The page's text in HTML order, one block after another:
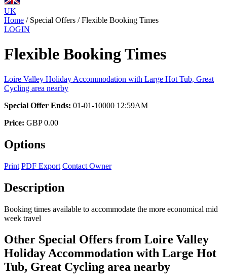
UK
Home / Special Offers / Flexible Booking Times
LOGIN
Flexible Booking Times
Loire Valley Holiday Accommodation with Large Hot Tub, Great
Cycling area nearby
Special Offer Ends: 01-01-10000 12:59AM
Price: GBP 0.00
Options
Print PDF Export Contact Owner
Description
Booking times available to accommodate the more economical mid
week travel
Other Special Offers from Loire Valley
Holiday Accommodation with Large Hot
Tub, Great Cycling area nearby